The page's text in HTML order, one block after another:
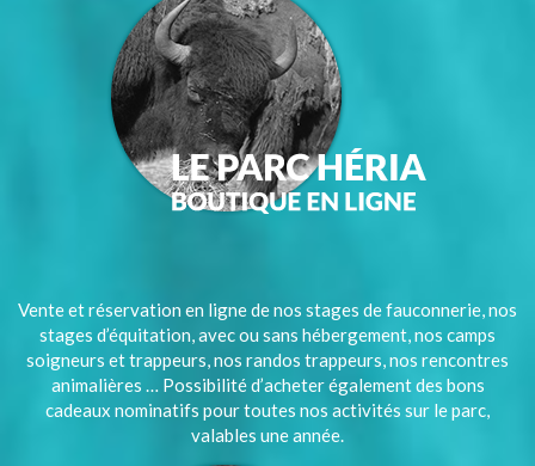
Vente et réservation en ligne de nos stages de fauconnerie, nos
stages d’équitation, avec ou sans hébergement, nos camps
soigneurs et trappeurs, nos randos trappeurs, nos rencontres
animalières … Possibilité d’acheter également des bons
cadeaux nominatifs pour toutes nos activités sur le parc,
valables une année.